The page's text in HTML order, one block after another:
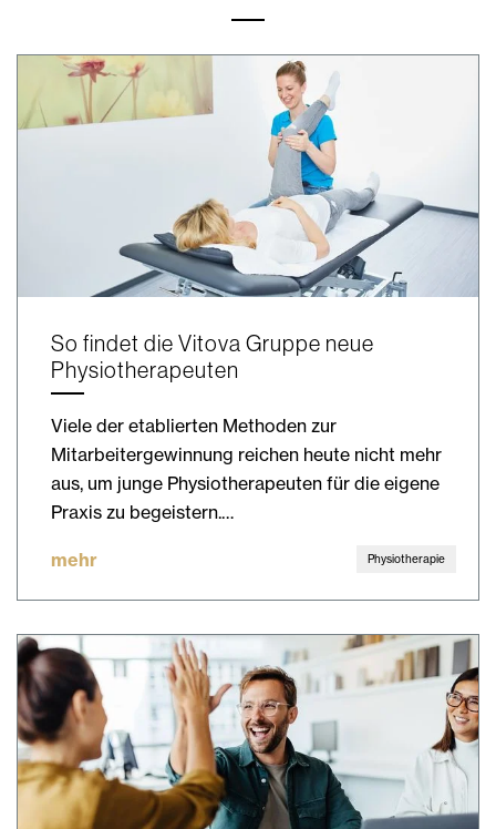
So findet die Vitova Gruppe neue
Physiotherapeuten
Viele der etablierten Methoden zur
Mitarbeitergewinnung reichen heute nicht mehr
aus, um junge Physiotherapeuten für die eigene
Praxis zu begeistern.…
mehr Physiotherapie